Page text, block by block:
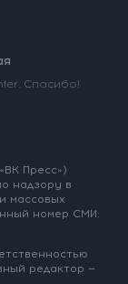
Спасибо!
Пресс»)
надзору в
массовых
номер СМИ:
редактор —